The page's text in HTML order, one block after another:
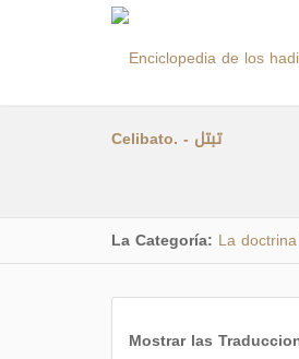
Celibato. - تبتل
La Categoría: La
Mostrar las